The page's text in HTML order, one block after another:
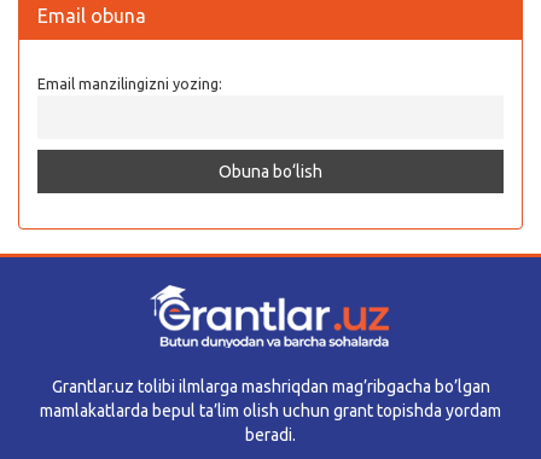
Email obuna
Email manzilingizni yozing:
Grantlar.uz tolibi ilmlarga mashriqdan mag’ribgacha bo’lgan
mamlakatlarda bepul ta’lim olish uchun grant topishda yordam
beradi.